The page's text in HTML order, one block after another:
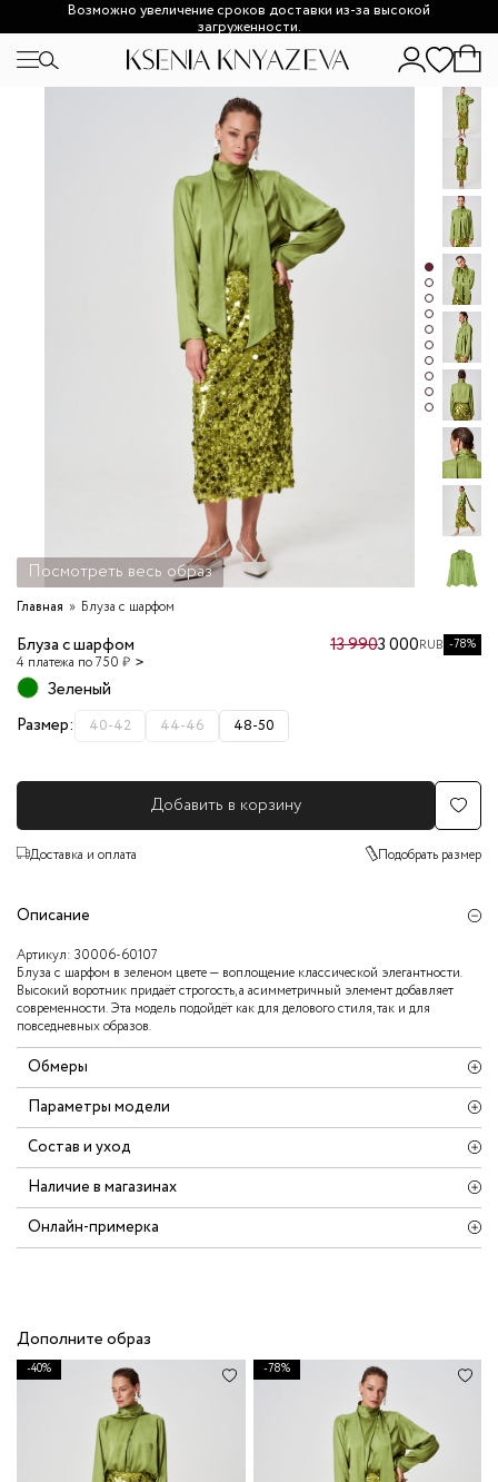
Возможно увеличение сроков доставки из-за высокой
загруженности.
Посмотреть весь образ
Главная Блуза с шарфом
Блуза с шарфом
4 платежа по 750 ₽
13 9903 000RUB -78%
Зеленый
Размер:
40-42 44-46 48-50
Добавить в корзину
Доставка и оплата Подобрать размер
Описание
Артикул: 30006-60107
Блуза с шарфом в зеленом цвете — воплощение классической элегантности.
Высокий воротник придаёт строгость, а асимметричный элемент добавляет
современности. Эта модель подойдёт как для делового стиля, так и для
повседневных образов.
Обмеры
Параметры модели
Состав и уход
Наличие в магазинах
Онлайн-примерка
Дополните образ
-40% -78%